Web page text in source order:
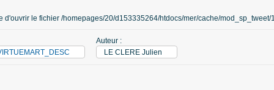
d'ouvrir le fichier /homepages/20/d153335264/htdocs/mer/cache/mod_sp_tweet/
Auteur :
LE CLERE Julien